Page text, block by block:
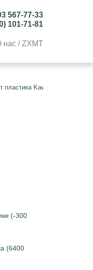
567-77-33
101-71-81
нас / ZXMT
пластика Kawasaki Z1000
(-300
(6400